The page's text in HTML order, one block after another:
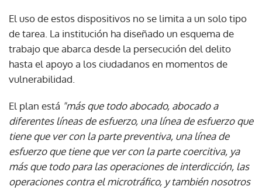
El uso de estos dispositivos no se limita a un solo tipo
de tarea. La institución ha diseñado un esquema de
trabajo que abarca desde la persecución del delito
hasta el apoyo a los ciudadanos en momentos de
vulnerabilidad.
El plan está "más que todo abocado, abocado a
diferentes líneas de esfuerzo, una línea de esfuerzo que
tiene que ver con la parte preventiva, una línea de
esfuerzo que tiene que ver con la parte coercitiva, ya
más que todo para las operaciones de interdicción, las
operaciones contra el microtráfico, y también nosotros